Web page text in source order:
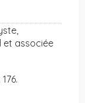
et associée